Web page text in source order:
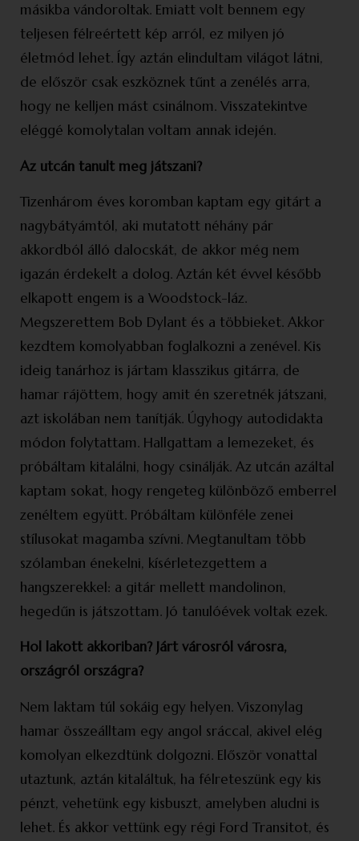
másikba vándoroltak. Emiatt volt bennem egy
teljesen félreértett kép arról, ez milyen jó
életmód lehet. Így aztán elindultam világot látni,
de először csak eszköznek tűnt a zenélés arra,
hogy ne kelljen mást csinálnom. Visszatekintve
eléggé komolytalan voltam annak idején.
Az utcán tanult meg játszani?
Tizenhárom éves koromban kaptam egy gitárt a
nagybátyámtól, aki mutatott néhány pár
akkordból álló dalocskát, de akkor még nem
igazán érdekelt a dolog. Aztán két évvel később
elkapott engem is a Woodstock-láz.
Megszerettem Bob Dylant és a többieket. Akkor
kezdtem komolyabban foglalkozni a zenével. Kis
ideig tanárhoz is jártam klasszikus gitárra, de
hamar rájöttem, hogy amit én szeretnék játszani,
azt iskolában nem tanítják. Úgyhogy autodidakta
módon folytattam. Hallgattam a lemezeket, és
próbáltam kitalálni, hogy csinálják. Az utcán azáltal
kaptam sokat, hogy rengeteg különböző emberrel
zenéltem együtt. Próbáltam különféle zenei
stílusokat magamba szívni. Megtanultam több
szólamban énekelni, kísérletezgettem a
hangszerekkel: a gitár mellett mandolinon,
hegedűn is játszottam. Jó tanulóévek voltak ezek.
Hol lakott akkoriban? Járt városról város­ra,
országról országra?
Nem laktam túl sokáig egy helyen. Viszonylag
hamar összeálltam egy angol sráccal, akivel elég
komolyan elkezdtünk dolgozni. Először vonattal
utaztunk, aztán kitaláltuk, ha félre­teszünk egy kis
pénzt, vehetünk egy kisbuszt, amelyben aludni is
lehet. És akkor vettünk egy régi Ford Transitot, és